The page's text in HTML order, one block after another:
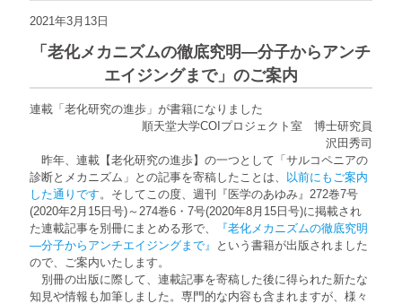
2021年3月13日
「老化メカニズムの徹底究明―分子からアンチ
エイジングまで」のご案内
連載「老化研究の進歩」が書籍になりました
順天堂大学COIプロジェクト室 博士研究員
沢田秀司
昨年、連載【老化研究の進歩】の一つとして「サルコペニアの
診断とメカニズム」との記事を寄稿したことは、
以前にもご案内
した通りです 。そしてこの度、週刊『医学のあゆみ』272巻7号
(2020年2月15日号)～274巻6・7号(2020年8月15日号)に掲載され
た連載記事を別冊にまとめる形で、
『老化メカニズムの徹底究明
―分子からアンチエイジングまで』
という書籍が出版されました
ので、ご案内いたします。
別冊の出版に際して、連載記事を寄稿した後に得られた新たな
知見や情報も加筆しました。専門的な内容も含まれますが、様々